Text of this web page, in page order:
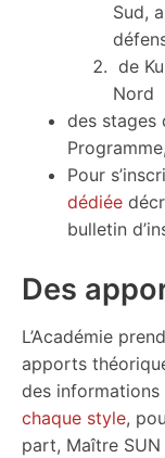
Sud,
de
Nord
des stages
Pour
dédiée
bulletin
Des
L’Académie
apports
des informations
chaque style,
part, Maître